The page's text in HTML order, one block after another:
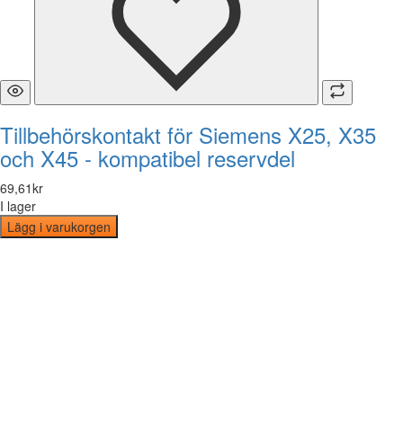
Tillbehörskontakt för Siemens X25, X35
och X45 - kompatibel reservdel
69,61kr
I lager
Lägg i varukorgen